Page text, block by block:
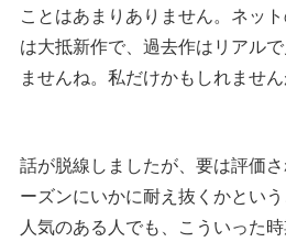
ことはあまりありません。ネッ
は大抵新作で、過去作はリアル
ませんね。私だけかもしれません
話が脱線しましたが、要は評価
ーズンにいかに耐え抜くかとい
人気のある人でも、こういった